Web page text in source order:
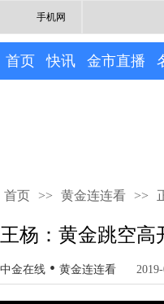
手机网
首页 快讯 金市直播
首页 >> 黄金连连看 >>
王杨：黄金跳空高
中金在线 • 黄金连连看